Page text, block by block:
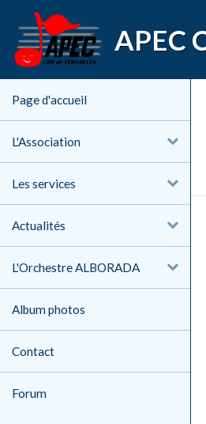
Page d'accueil
L'Association
Les services
Actualités
L'Orchestre ALBORADA
Album photos
Contact
Forum